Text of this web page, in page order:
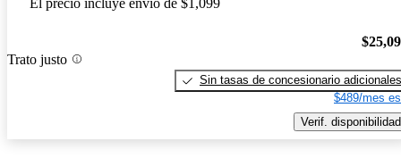
El precio incluye envío de $1,099
Trato justo
Sin tasas de concesionario adicionales
$489/mes
Verif. disponibilidad